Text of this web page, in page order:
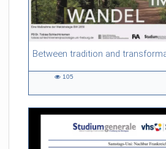
54:13 duration
105